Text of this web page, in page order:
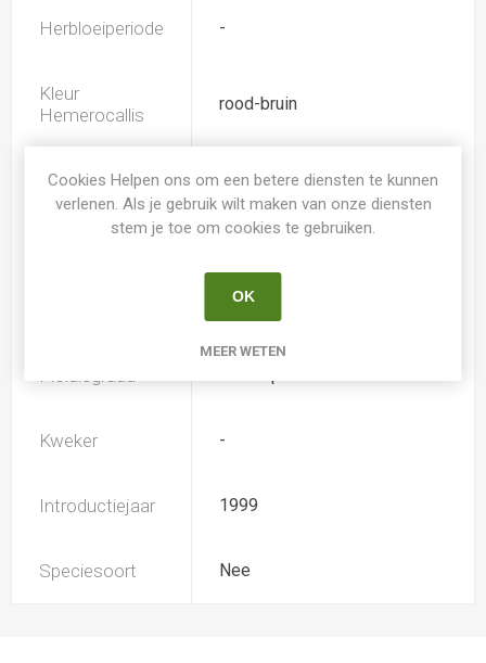
Herbloeiperiode -
Kleur
Hemerocallis
rood-bruin
Spider Nee
Ploïdiegraad
Kweker -
Introductiejaar 1999
Speciesoort Nee
Cookies Helpen ons om een betere diensten te kunnen
verlenen. Als je gebruik wilt maken van onze diensten
stem je toe om cookies te gebruiken.
OK
MEER WETEN